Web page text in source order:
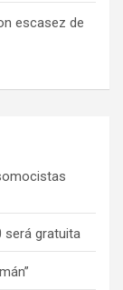
escasez de
será gratuita